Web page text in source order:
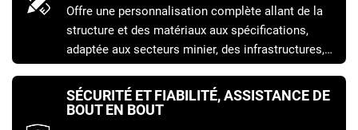
Offre une personnalisation complète allant de la
structure et des matériaux aux spécifications,
adaptée aux secteurs minier, des infrastructures,
des ports et autres scénarios spécifiques afin de
s'assurer qu'elle correspond parfaitement à vos
conditions d'exploitation.
SÉCURITÉ ET FIABILITÉ, ASSISTANCE DE
BOUT EN BOUT